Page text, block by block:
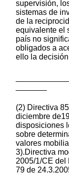
supervisión,
sistemas de
de la
equivalente el
país no
obligados a
ello la
(2) Directiva
diciembre
disposiciones
sobre
valores
3).Directiva
2005/1/CE del
79 de